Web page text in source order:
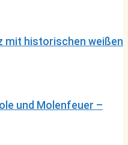
mit historischen weißen
und Molenfeuer –